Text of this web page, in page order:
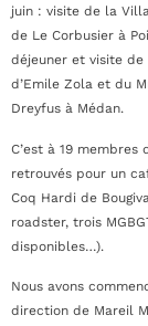
juin : visite de la
de Le Corbusier à
déjeuner et visite de
d’Emile Zola et du
Dreyfus à Médan.
C’est à 19 membres
retrouvés pour un
Coq Hardi de
roadster, trois
disponibles…).
Nous avons
direction de Mareil